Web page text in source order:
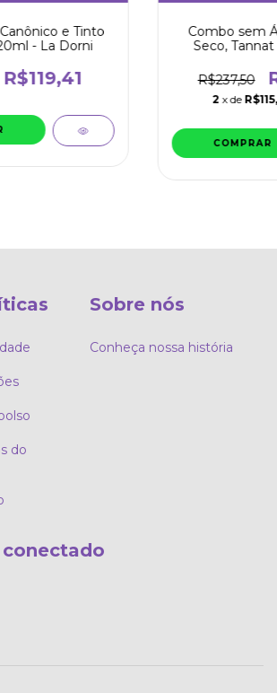
e Tinto
- La Dorni
R$119,41
Combo sem
Seco,
R$237,50
2 x de
do
Sobre nós
Conheça nossa história